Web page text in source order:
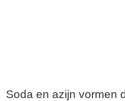
Soda en azijn vormen